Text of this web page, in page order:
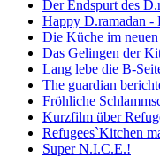
Der Endspurt des
Happy D.ramadan -
Die Küche im
Das Gelingen der
Lang lebe die B-
The guardian
Fröhliche
Kurzfilm über
Refugees`Kitchen
Super N.I.C.E.!